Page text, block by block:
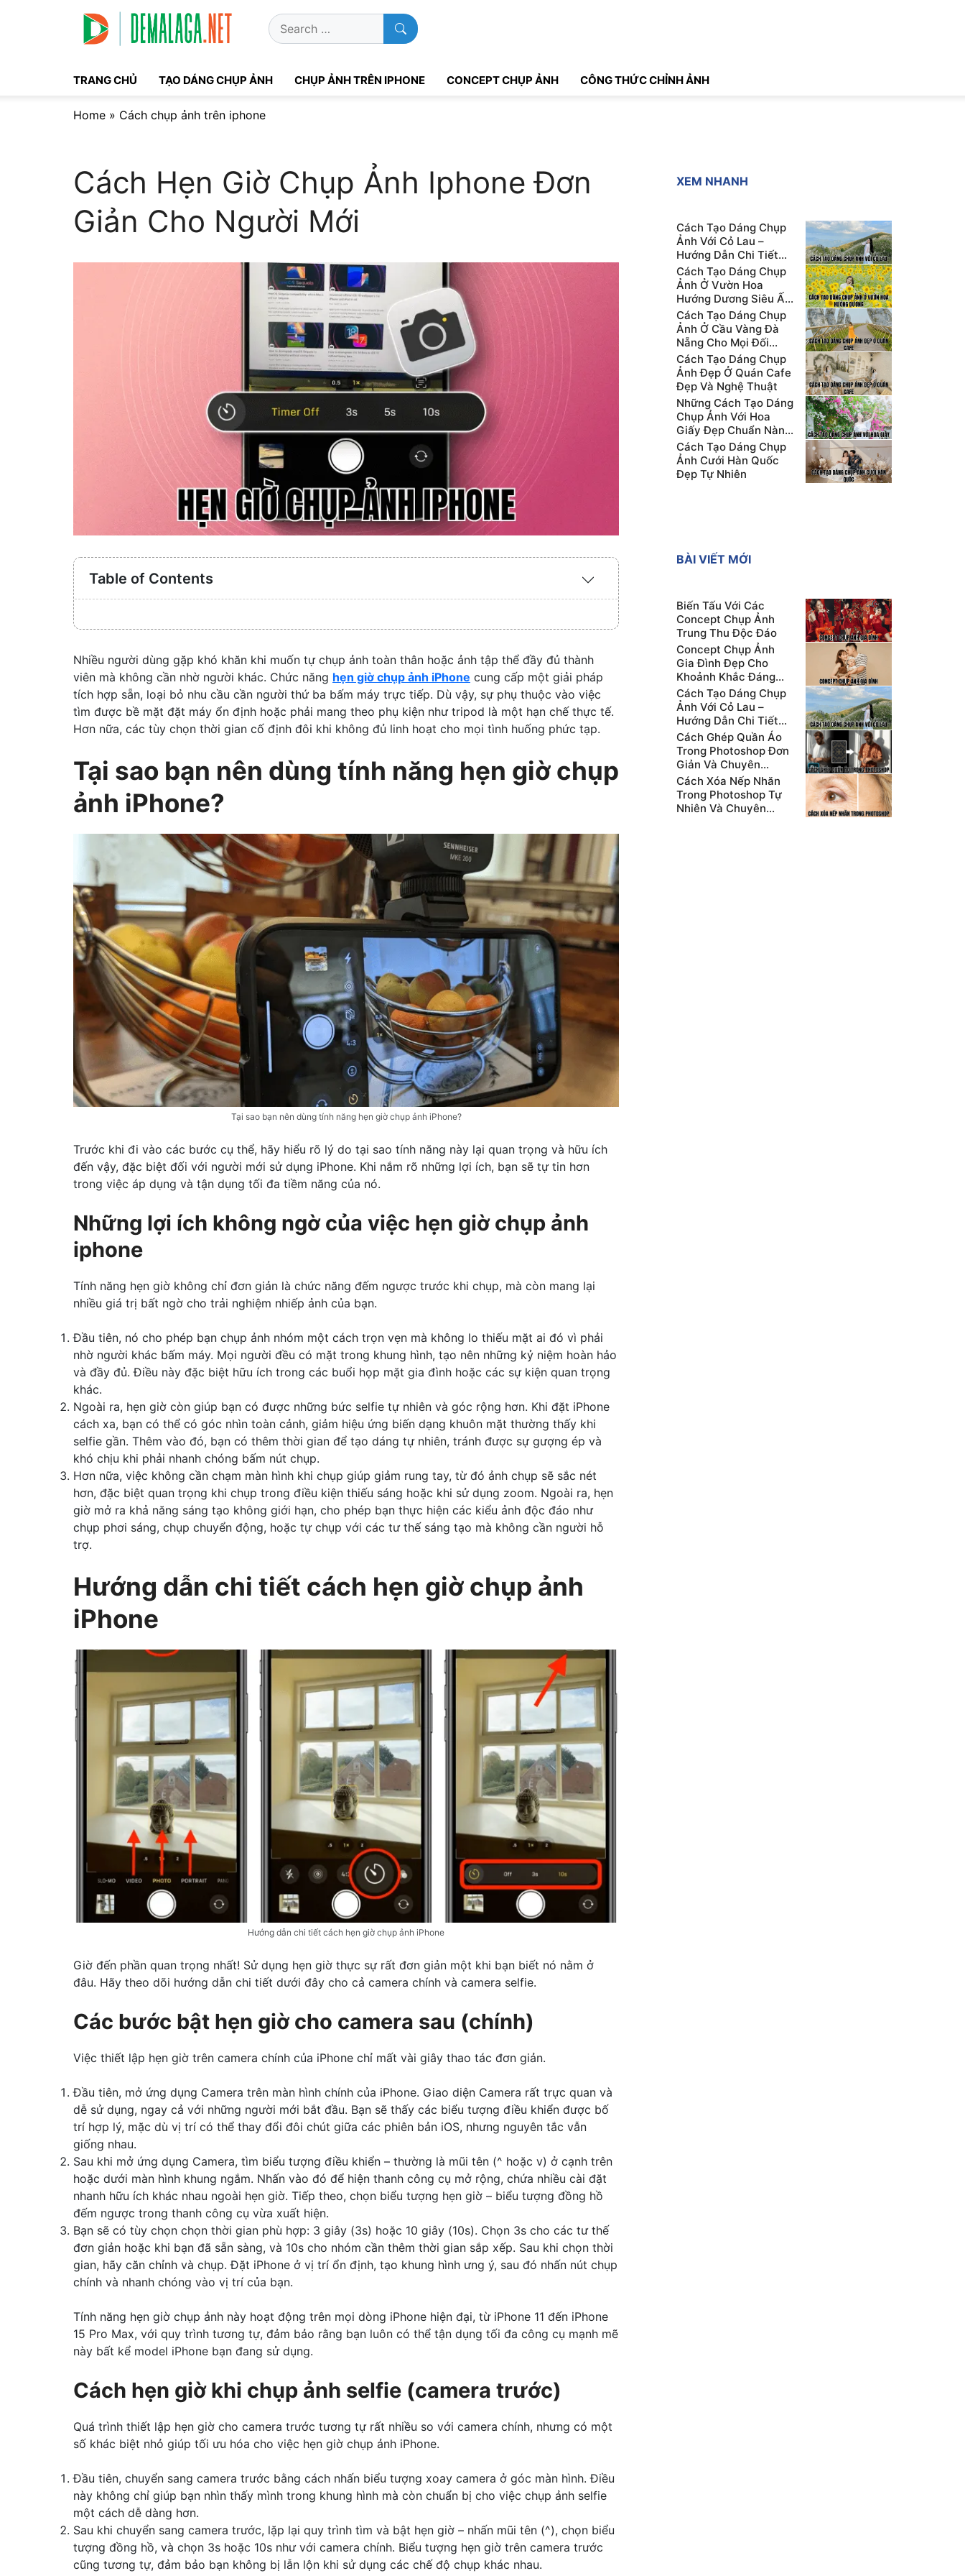
Search
for:
TRANG CHỦ TẠO DÁNG CHỤP ẢNH CHỤP ẢNH TRÊN IPHONE CONCEPT CHỤP ẢNH CÔNG THỨC CHỈNH ẢNH
Home » Cách chụp ảnh trên iphone
Cách Hẹn Giờ Chụp Ảnh Iphone Đơn
Giản Cho Người Mới
Table of Contents
Expand
/
Collapse
Nhiều người dùng gặp khó khăn khi muốn tự chụp ảnh toàn thân hoặc ảnh tập thể đầy đủ thành
viên mà không cần nhờ người khác. Chức năng hẹn giờ chụp ảnh iPhone cung cấp một giải pháp
tích hợp sẵn, loại bỏ nhu cầu cần người thứ ba bấm máy trực tiếp. Dù vậy, sự phụ thuộc vào việc
tìm được bề mặt đặt máy ổn định hoặc phải mang theo phụ kiện như tripod là một hạn chế thực tế.
Hơn nữa, các tùy chọn thời gian cố định đôi khi không đủ linh hoạt cho mọi tình huống phức tạp.
Tại sao bạn nên dùng tính năng hẹn giờ chụp
ảnh iPhone?
Tại sao bạn nên dùng tính năng hẹn giờ chụp ảnh iPhone?
Trước khi đi vào các bước cụ thể, hãy hiểu rõ lý do tại sao tính năng này lại quan trọng và hữu ích
đến vậy, đặc biệt đối với người mới sử dụng iPhone. Khi nắm rõ những lợi ích, bạn sẽ tự tin hơn
trong việc áp dụng và tận dụng tối đa tiềm năng của nó.
Những lợi ích không ngờ của việc hẹn giờ chụp ảnh
iphone
Tính năng hẹn giờ không chỉ đơn giản là chức năng đếm ngược trước khi chụp, mà còn mang lại
nhiều giá trị bất ngờ cho trải nghiệm nhiếp ảnh của bạn.
Đầu tiên, nó cho phép bạn chụp ảnh nhóm một cách trọn vẹn mà không lo thiếu mặt ai đó vì phải
nhờ người khác bấm máy. Mọi người đều có mặt trong khung hình, tạo nên những kỷ niệm hoàn hảo
và đầy đủ. Điều này đặc biệt hữu ích trong các buổi họp mặt gia đình hoặc các sự kiện quan trọng
khác.
Ngoài ra, hẹn giờ còn giúp bạn có được những bức selfie tự nhiên và góc rộng hơn. Khi đặt iPhone
cách xa, bạn có thể có góc nhìn toàn cảnh, giảm hiệu ứng biến dạng khuôn mặt thường thấy khi
selfie gần. Thêm vào đó, bạn có thêm thời gian để tạo dáng tự nhiên, tránh được sự gượng ép và
khó chịu khi phải nhanh chóng bấm nút chụp.
Hơn nữa, việc không cần chạm màn hình khi chụp giúp giảm rung tay, từ đó ảnh chụp sẽ sắc nét
hơn, đặc biệt quan trọng khi chụp trong điều kiện thiếu sáng hoặc khi sử dụng zoom. Ngoài ra, hẹn
giờ mở ra khả năng sáng tạo không giới hạn, cho phép bạn thực hiện các kiểu ảnh độc đáo như
chụp phơi sáng, chụp chuyển động, hoặc tự chụp với các tư thế sáng tạo mà không cần người hỗ
trợ.
Hướng dẫn chi tiết cách hẹn giờ chụp ảnh
iPhone
Hướng dẫn chi tiết cách hẹn giờ chụp ảnh iPhone
Giờ đến phần quan trọng nhất! Sử dụng hẹn giờ thực sự rất đơn giản một khi bạn biết nó nằm ở
đâu. Hãy theo dõi hướng dẫn chi tiết dưới đây cho cả camera chính và camera selfie.
Các bước bật hẹn giờ cho camera sau (chính)
Việc thiết lập hẹn giờ trên camera chính của iPhone chỉ mất vài giây thao tác đơn giản.
Đầu tiên, mở ứng dụng Camera trên màn hình chính của iPhone. Giao diện Camera rất trực quan và
dễ sử dụng, ngay cả với những người mới bắt đầu. Bạn sẽ thấy các biểu tượng điều khiển được bố
trí hợp lý, mặc dù vị trí có thể thay đổi đôi chút giữa các phiên bản iOS, nhưng nguyên tắc vẫn
giống nhau.
Sau khi mở ứng dụng Camera, tìm biểu tượng điều khiển – thường là mũi tên (^ hoặc v) ở cạnh trên
hoặc dưới màn hình khung ngắm. Nhấn vào đó để hiện thanh công cụ mở rộng, chứa nhiều cài đặt
nhanh hữu ích khác nhau ngoài hẹn giờ. Tiếp theo, chọn biểu tượng hẹn giờ – biểu tượng đồng hồ
đếm ngược trong thanh công cụ vừa xuất hiện.
Bạn sẽ có tùy chọn chọn thời gian phù hợp: 3 giây (3s) hoặc 10 giây (10s). Chọn 3s cho các tư thế
đơn giản hoặc khi bạn đã sẵn sàng, và 10s cho nhóm cần thêm thời gian sắp xếp. Sau khi chọn thời
gian, hãy căn chỉnh và chụp. Đặt iPhone ở vị trí ổn định, tạo khung hình ưng ý, sau đó nhấn nút chụp
chính và nhanh chóng vào vị trí của bạn.
Tính năng hẹn giờ chụp ảnh này hoạt động trên mọi dòng iPhone hiện đại, từ iPhone 11 đến iPhone
15 Pro Max, với quy trình tương tự, đảm bảo rằng bạn luôn có thể tận dụng tối đa công cụ mạnh mẽ
này bất kể model iPhone bạn đang sử dụng.
Cách hẹn giờ khi chụp ảnh selfie (camera trước)
Quá trình thiết lập hẹn giờ cho camera trước tương tự rất nhiều so với camera chính, nhưng có một
số khác biệt nhỏ giúp tối ưu hóa cho việc hẹn giờ chụp ảnh iPhone.
Đầu tiên, chuyển sang camera trước bằng cách nhấn biểu tượng xoay camera ở góc màn hình. Điều
này không chỉ giúp bạn nhìn thấy mình trong khung hình mà còn chuẩn bị cho việc chụp ảnh selfie
một cách dễ dàng hơn.
Sau khi chuyển sang camera trước, lặp lại quy trình tìm và bật hẹn giờ – nhấn mũi tên (^), chọn biểu
tượng đồng hồ, và chọn 3s hoặc 10s như với camera chính. Biểu tượng hẹn giờ trên camera trước
cũng tương tự, đảm bảo bạn không bị lẫn lộn khi sử dụng các chế độ chụp khác nhau.
XEM NHANH
Cách Tạo Dáng Chụp
Ảnh Với Cỏ Lau –
Hướng Dẫn Chi Tiết
Cho Người Mới
Cách Tạo Dáng Chụp
Ảnh Ở Vườn Hoa
Hướng Dương Siêu Ấn
Tượng
Cách Tạo Dáng Chụp
Ảnh Ở Cầu Vàng Đà
Nẵng Cho Mọi Đối
Tượng
Cách Tạo Dáng Chụp
Ảnh Đẹp Ở Quán Cafe
Đẹp Và Nghệ Thuật
Những Cách Tạo Dáng
Chụp Ảnh Với Hoa
Giấy Đẹp Chuẩn Nàng
Thơ
Cách Tạo Dáng Chụp
Ảnh Cưới Hàn Quốc
Đẹp Tự Nhiên
BÀI VIẾT MỚI
Biến Tấu Với Các
Concept Chụp Ảnh
Trung Thu Độc Đáo
Concept Chụp Ảnh
Gia Đình Đẹp Cho
Khoảnh Khắc Đáng
Nhớ Nhất
Cách Tạo Dáng Chụp
Ảnh Với Cỏ Lau –
Hướng Dẫn Chi Tiết
Cho Người Mới
Cách Ghép Quần Áo
Trong Photoshop Đơn
Giản Và Chuyên
Nghiệp
Cách Xóa Nếp Nhăn
Trong Photoshop Tự
Nhiên Và Chuyên